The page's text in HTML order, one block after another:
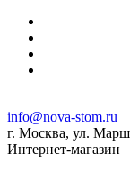
info@nova-stom.ru
г. Москва, ул.
Интернет-магазин